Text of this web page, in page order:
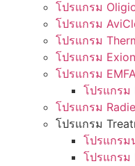
โปรแกรม
โปรแกรม
โปรแกรม
โปรแกรม Exion
โปรแกรม
โปรแกรม
โปรแกรม
โปรแกรม
โปรแกรม
โปรแกรม